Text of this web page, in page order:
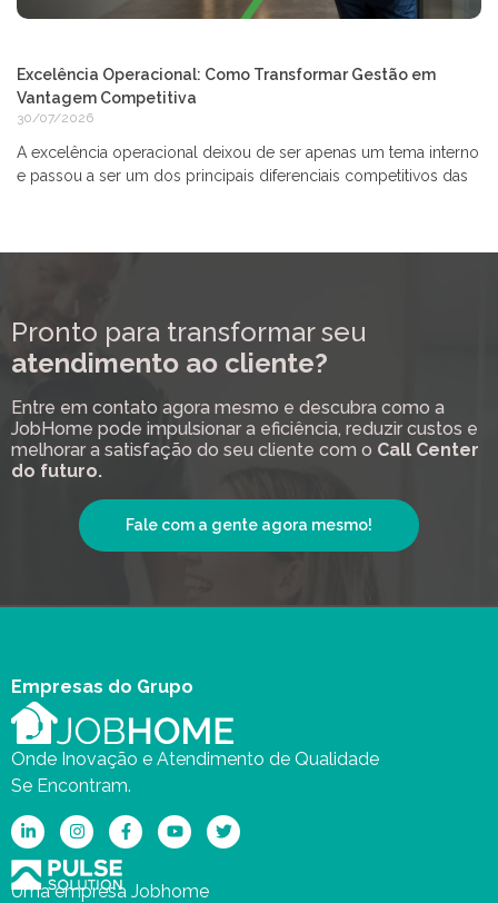
Excelência Operacional: Como Transformar Gestão em
Vantagem Competitiva
30/07/2026
A excelência operacional deixou de ser apenas um tema interno
e passou a ser um dos principais diferenciais competitivos das
Pronto para transformar seu
atendimento ao cliente?
Entre em contato agora mesmo e descubra como a
JobHome pode impulsionar a eficiência, reduzir custos e
melhorar a satisfação do seu cliente com o Call Center
do futuro.
Fale com a gente agora mesmo!
Empresas do Grupo
Onde Inovação e Atendimento de Qualidade
Se Encontram.
Uma empresa Jobhome